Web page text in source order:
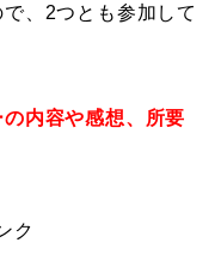
、2つとも参加して
内容や感想、所要
ク